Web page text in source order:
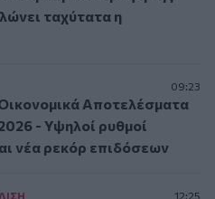
ταχύτατα η
09:23
Αποτελέσματα
- Υψηλοί ρυθμοί
νέα ρεκόρ επιδόσεων
12:25